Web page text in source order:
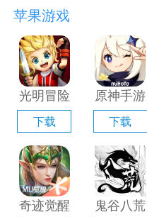
器」
苹果游戏
光明冒险
电脑版
「含模拟
器」
下载
原神手游
电脑版
「含模拟
器」
下载
奇迹觉醒
鬼谷八荒